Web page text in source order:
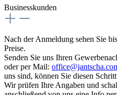
Businesskunden
Nach der Anmeldung sehen Sie
Preise.
Senden Sie uns Ihren
oder per Mail:
uns sind, können Sie diesen
Wir prüfen Ihre Angaben und